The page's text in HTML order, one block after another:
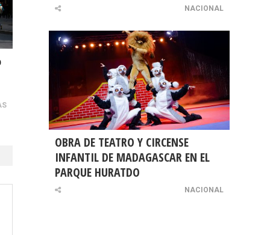
NACIONAL
OBRA DE TEATRO Y CIRCENSE
INFANTIL DE MADAGASCAR EN EL
PARQUE HURATDO
NACIONAL